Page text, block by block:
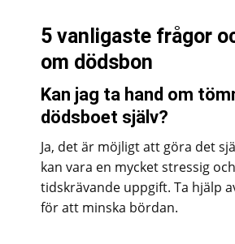
5 vanligaste frågor
om dödsbon
Kan jag ta hand om
dödsboet själv?
Ja, det är möjligt att göra det
kan vara en mycket stressig och
tidskrävande uppgift. Ta hjälp
för att minska bördan.